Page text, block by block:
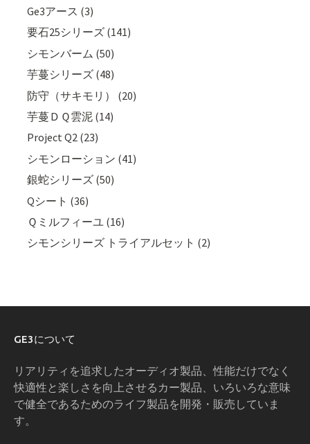
Ge3アース (3)
要石25シリーズ (141)
シモンバーム (50)
芋蔓シリーズ (48)
防守（サキモリ） (20)
芋蔓ＤＱ雲泥 (14)
Project Q2 (23)
シモンローション (41)
銀蛇シリーズ (50)
Qシート (36)
Ｑミルフィーユ (16)
シモンシリーズ トライアルセット (2)
GE3について
リアリティを追求したオーディオ製品、性能だけでなく
快適性と楽しさを向上させるカー製品、いろいろな意味
で健全であるためのライフ製品を開発・販売していま
す。